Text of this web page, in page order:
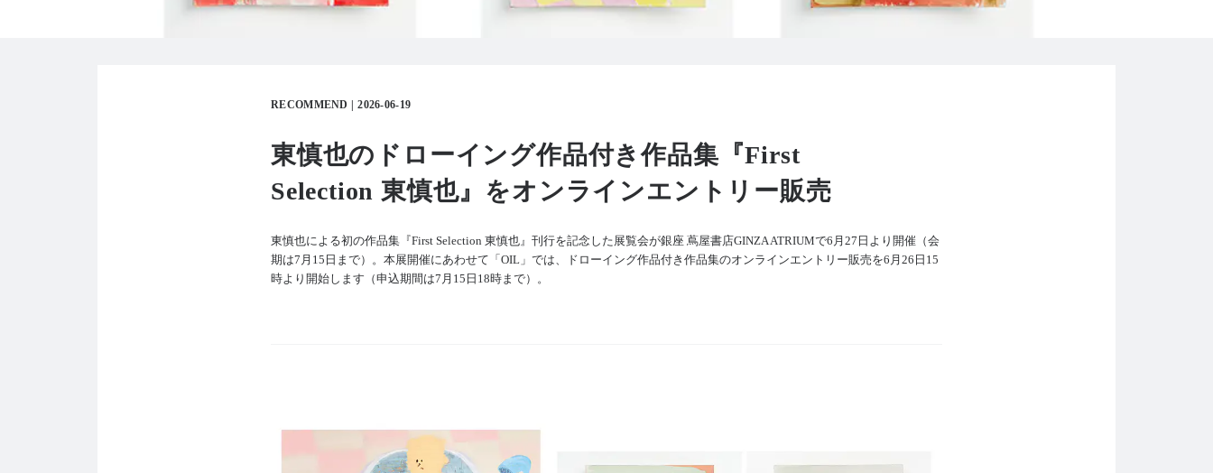
RECOMMEND 2026-06-19
東慎也のドローイング作品付き作品集『First
Selection 東慎也』をオンラインエントリー販売
東慎也による初の作品集『First Selection 東慎也』刊行を記念した展覧会が銀座 蔦屋書店GINZA ATRIUMで6月27日より開催（会
期は7月15日まで）。本展開催にあわせて「OIL」では、ドローイング作品付き作品集のオンラインエントリー販売を6月26日15
時より開始します（申込期間は7月15日18時まで）。